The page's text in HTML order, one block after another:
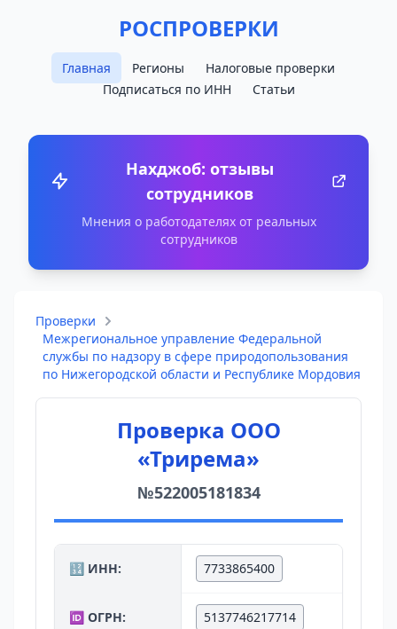
РОСПРОВЕРКИ
Главная Регионы
Налоговые проверки
Подписаться по ИНН
Статьи
Нахджоб: отзывы
сотрудников
Мнения о работодателях от реальных
сотрудников
Проверки
Межрегиональное управление Федеральной
службы по надзору в сфере природопользования
по Нижегородской области и Республике Мордовия
Проверка ООО
«Трирема»
№522005181834
🔢 ИНН: 7733865400
🆔 ОГРН: 5137746217714